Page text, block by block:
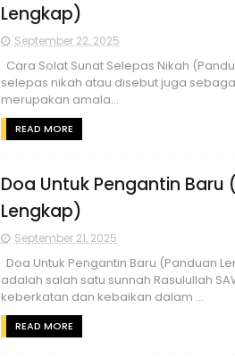
Lengkap)
September 22, 2025
Cara Solat Sunat Selepas Nikah
selepas nikah atau disebut juga
merupakan amala...
READ MORE
Doa Untuk Pengantin Baru
Lengkap)
September 21, 2025
Doa Untuk Pengantin Baru (Panduan
adalah salah satu sunnah Rasulullah
keberkatan dan kebaikan dalam ...
READ MORE